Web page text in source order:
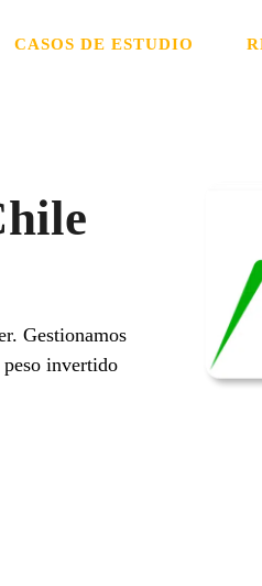
CASOS DE ESTUDIO
Gestionamos
invertido